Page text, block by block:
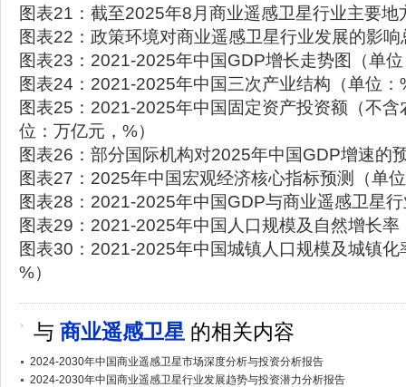
图表21：截至2025年8月商业遥感卫星行业主要地
图表22：政策环境对商业遥感卫星行业发展的影响
图表23：2021-2025年中国GDP增长走势图（单
图表24：2021-2025年中国三次产业结构（单位：
图表25：2021-2025年中国固定资产投资额（不含
位：万亿元，%）
图表26：部分国际机构对2025年中国GDP增速的
图表27：2025年中国宏观经济核心指标预测（单
图表28：2021-2025年中国GDP与商业遥感卫星
图表29：2021-2025年中国人口规模及自然增长
图表30：2021-2025年中国城镇人口规模及城镇化
%）
与 商业遥感卫星 的相关内容
2024-2030年中国商业遥感卫星市场深度分析与投资分析报告
2024-2030年中国商业遥感卫星行业发展趋势与投资潜力分析报告